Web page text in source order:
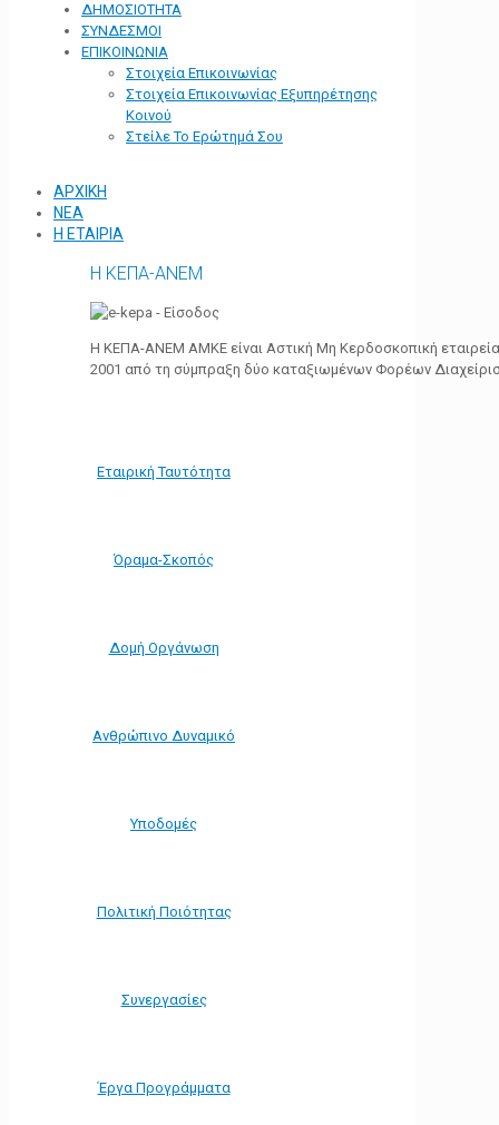
ΔΗΜΟΣΙΟΤΗΤΑ
ΣΥΝΔΕΣΜΟΙ
ΕΠΙΚΟΙΝΩΝΙΑ
Στοιχεία Επικοινωνίας
Στοιχεία Επικοινωνίας Εξυπηρέτησης
Κοινού
Στείλε Το Ερώτημά Σου
ΑΡΧΙΚΗ
ΝΕΑ
Η ΕΤΑΙΡΙΑ
Η ΚΕΠΑ-ΑΝΕΜ
Η ΚΕΠΑ-ΑΝΕΜ ΑΜΚΕ είναι Αστική Μη Κερδοσκοπική
2001 από τη σύμπραξη δύο καταξιωμένων Φορέων
Εταιρική Ταυτότητα
Όραμα-Σκοπός
Δομή Οργάνωση
Ανθρώπινο Δυναμικό
Υποδομές
Πολιτική Ποιότητας
Συνεργασίες
Έργα Προγράμματα